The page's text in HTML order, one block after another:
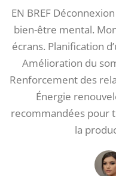
EN BREF
bien-être mental.
écrans. Planification
Amélioration du
Renforcement des
Énergie
recommandées pour
la